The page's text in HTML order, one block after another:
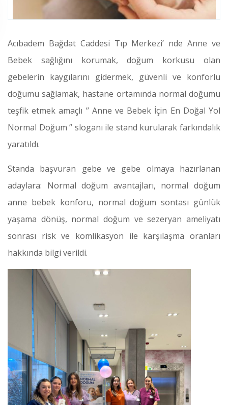
Acıbadem Bağdat Caddesi Tıp Merkezi’ nde Anne ve
Bebek sağlığını korumak, doğum korkusu olan
gebelerin kaygılarını gidermek, güvenli ve konforlu
doğumu sağlamak, hastane ortamında normal doğumu
teşfik etmek amaçlı ’’ Anne ve Bebek İçin En Doğal Yol
Normal Doğum ’’ sloganı ile stand kurularak farkındalık
yaratıldı.
Standa başvuran gebe ve gebe olmaya hazırlanan
adaylara: Normal doğum avantajları, normal doğum
anne bebek konforu, normal doğum sontası günlük
yaşama dönüş, normal doğum ve sezeryan ameliyatı
sonrası risk ve komlikasyon ile karşılaşma oranları
hakkında bilgi verildi.